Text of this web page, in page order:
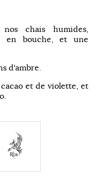
chais humides,
en bouche, et une
d'ambre.
et de violette, et